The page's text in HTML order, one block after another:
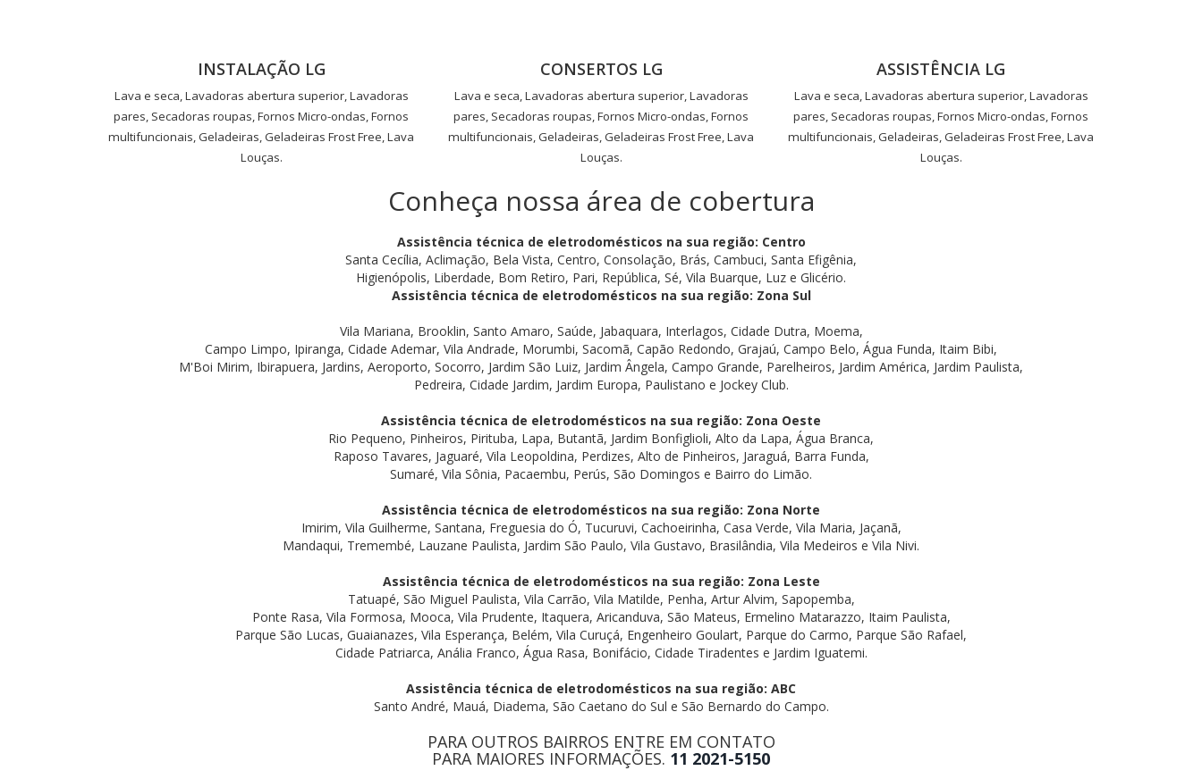
INSTALAÇÃO LG
Lava e seca, Lavadoras abertura superior, Lavadoras
pares, Secadoras roupas, Fornos Micro-ondas, Fornos
multifuncionais, Geladeiras, Geladeiras Frost Free, Lava
Louças.
CONSERTOS LG
Lava e seca, Lavadoras abertura superior, Lavadoras
pares, Secadoras roupas, Fornos Micro-ondas, Fornos
multifuncionais, Geladeiras, Geladeiras Frost Free, Lava
Louças.
ASSISTÊNCIA LG
Lava e seca, Lavadoras abertura superior, Lavadoras
pares, Secadoras roupas, Fornos Micro-ondas, Fornos
multifuncionais, Geladeiras, Geladeiras Frost Free, Lava
Louças.
Conheça nossa área de cobertura
Assistência técnica de eletrodomésticos na sua região: Centro
Santa Cecília, Aclimação, Bela Vista, Centro, Consolação, Brás, Cambuci, Santa Efigênia,
Higienópolis, Liberdade, Bom Retiro, Pari, República, Sé, Vila Buarque, Luz e Glicério.
Assistência técnica de eletrodomésticos na sua região: Zona Sul
Vila Mariana, Brooklin, Santo Amaro, Saúde, Jabaquara, Interlagos, Cidade Dutra, Moema,
Campo Limpo, Ipiranga, Cidade Ademar, Vila Andrade, Morumbi, Sacomã, Capão Redondo, Grajaú, Campo Belo, Água Funda, Itaim Bibi,
M'Boi Mirim, Ibirapuera, Jardins, Aeroporto, Socorro, Jardim São Luiz, Jardim Ângela, Campo Grande, Parelheiros, Jardim América, Jardim Paulista,
Pedreira, Cidade Jardim, Jardim Europa, Paulistano e Jockey Club.
Assistência técnica de eletrodomésticos na sua região: Zona Oeste
Rio Pequeno, Pinheiros, Pirituba, Lapa, Butantã, Jardim Bonfiglioli, Alto da Lapa, Água Branca,
Raposo Tavares, Jaguaré, Vila Leopoldina, Perdizes, Alto de Pinheiros, Jaraguá, Barra Funda,
Sumaré, Vila Sônia, Pacaembu, Perús, São Domingos e Bairro do Limão.
Assistência técnica de eletrodomésticos na sua região: Zona Norte
Imirim, Vila Guilherme, Santana, Freguesia do Ó, Tucuruvi, Cachoeirinha, Casa Verde, Vila Maria, Jaçanã,
Mandaqui, Tremembé, Lauzane Paulista, Jardim São Paulo, Vila Gustavo, Brasilândia, Vila Medeiros e Vila Nivi.
Assistência técnica de eletrodomésticos na sua região: Zona Leste
Tatuapé, São Miguel Paulista, Vila Carrão, Vila Matilde, Penha, Artur Alvim, Sapopemba,
Ponte Rasa, Vila Formosa, Mooca, Vila Prudente, Itaquera, Aricanduva, São Mateus, Ermelino Matarazzo, Itaim Paulista,
Parque São Lucas, Guaianazes, Vila Esperança, Belém, Vila Curuçá, Engenheiro Goulart, Parque do Carmo, Parque São Rafael,
Cidade Patriarca, Anália Franco, Água Rasa, Bonifácio, Cidade Tiradentes e Jardim Iguatemi.
Assistência técnica de eletrodomésticos na sua região: ABC
Santo André, Mauá, Diadema, São Caetano do Sul e São Bernardo do Campo.
PARA OUTROS BAIRROS ENTRE EM CONTATO
PARA MAIORES INFORMAÇÕES. 11 2021-5150